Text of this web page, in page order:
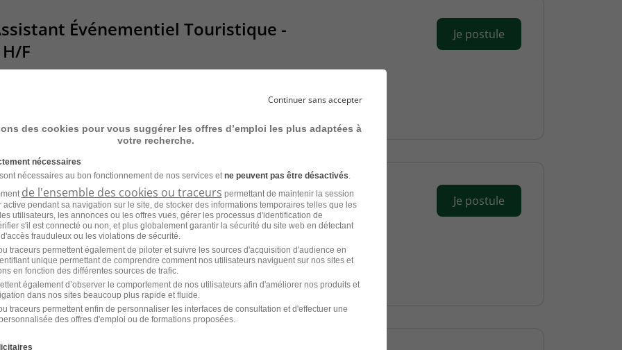
Événementiel Touristique -
F
Je postule
de Projets
- BTS Tourisme H/F
Aurlom BTS+ Paris
Je postule
Continuer sans accepter
des cookies pour vous suggérer les offres d’emploi les plus adaptées à
votre recherche.
nécessaires
nécessaires au bon fonctionnement de nos services et ne peuvent pas être désactivés
de l'ensemble des cookies ou traceurs permettant de maintenir la session
active pendant sa navigation sur le site, de stocker des informations temporaires telles que les
utilisateurs, les annonces ou les offres vues, gérer les processus d'identification de
s'il est connecté ou non, et plus globalement garantir la sécurité du site web en détectant
frauduleux ou les violations de sécurité.
traceurs permettent également de piloter et suivre les sources d'acquisition d'audience en
unique permettant de comprendre comment nos utilisateurs naviguent sur nos sites et
en fonction des différentes sources de trafic.
également d’observer le comportement de nos utilisateurs afin d'améliorer nos produits et
dans nos sites beaucoup plus rapide et fluide.
traceurs permettent enfin de personnaliser les interfaces de consultation et d'effectuer une
des offres d'emploi ou de formations proposées.